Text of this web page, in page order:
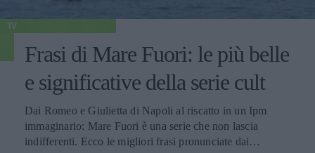
TV
Frasi di Mare Fuori: le più belle
e significative della serie cult
Dai Romeo e Giulietta di Napoli al riscatto in un Ipm
immaginario: Mare Fuori è una serie che non lascia
indifferenti. Ecco le migliori frasi pronunciate dai